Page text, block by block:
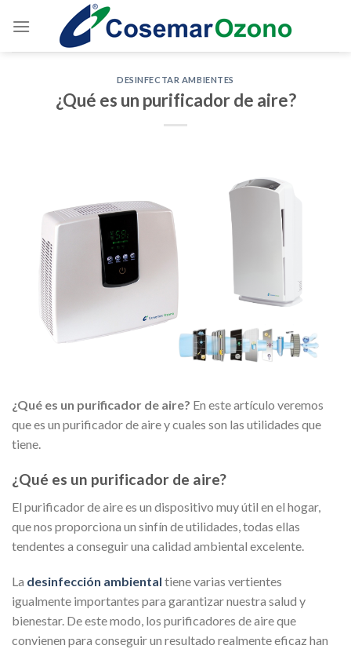
DESINFECTAR AMBIENTES
¿Qué es un purificador de aire?
¿Qué es un purificador de aire? En este artículo veremos
que es un purificador de aire y cuales son las utilidades que
tiene.
¿Qué es un purificador de aire?
El purificador de aire es un dispositivo muy útil en el hogar,
que nos proporciona un sinfín de utilidades, todas ellas
tendentes a conseguir una calidad ambiental excelente.
La desinfección ambiental tiene varias vertientes
igualmente importantes para garantizar nuestra salud y
bienestar. De este modo, los purificadores de aire que
convienen para conseguir un resultado realmente eficaz han